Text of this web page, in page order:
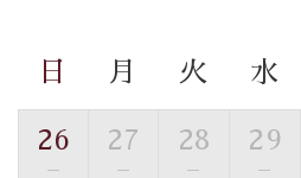
【温泉】
の効果が高い、極めて希有な源
日 月 火 水
26
—
27
—
28
—
29
—